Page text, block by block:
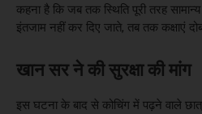
कहना है कि जब तक स्थिति पूरी तरह
इंतजाम नहीं कर दिए जाते, तब तक कक्षाएं
खान सर ने की सुरक्षा की मांग
इस घटना के बाद से कोचिंग में पढ़ने वाले